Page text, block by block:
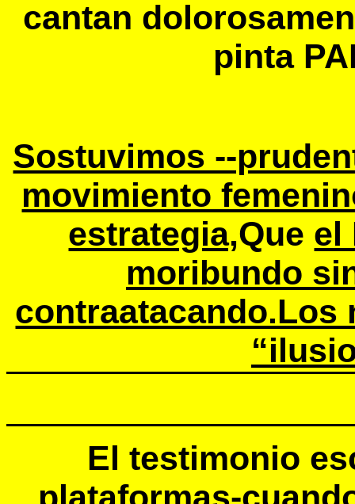
cantan
pinta
Sostuvimos --
movimiento
estrategia,Que el
moribundo
contraatacando.Los
El testimonio